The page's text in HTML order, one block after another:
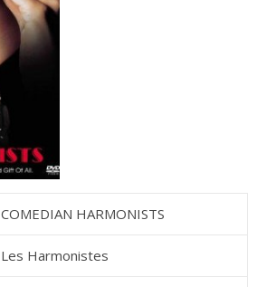
COMEDIAN HARMONISTS
Les Harmonistes